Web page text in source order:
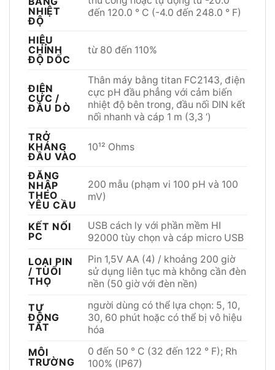
NHIỆT
ĐỘ
đến 120.0 ° C (-4.0 đến 248.0 ° F)
HIỆU
CHỈNH
ĐỘ DỐC
từ 80 đến 110%
ĐIỆN
CỰC /
ĐẦU DÒ
Thân máy bằng titan FC2143, điện
cực pH đầu phẳng với cảm biến
nhiệt độ bên trong, đầu nối DIN kết
nối nhanh và cáp 1 m (3,3 ‘)
TRỞ
KHÁNG
ĐẦU VÀO
10¹² Ohms
ĐĂNG
NHẬP
THEO
YÊU CẦU
200 mẫu (phạm vi 100 pH và 100
mV)
KẾT NỐI
PC
USB cách ly với phần mềm HI
92000 tùy chọn và cáp micro USB
LOẠI PIN
/ TUỔI
THỌ
Pin 1,5V AA (4) / khoảng 200 giờ
sử dụng liên tục mà không cần đèn
nền (50 giờ với đèn nền)
TỰ
ĐỘNG
TẮT
người dùng có thể lựa chọn: 5, 10,
30, 60 phút hoặc có thể bị vô hiệu
hóa
MÔI
TRƯỜNG
0 đến 50 ° C (32 đến 122 ° F); Rh
100% (IP67)